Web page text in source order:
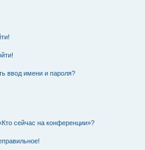
ввод имени и пароля?
сейчас на конференции»?